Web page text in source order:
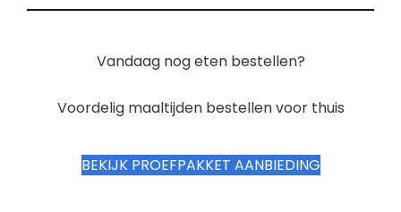
Vandaag nog eten bestellen?
Voordelig maaltijden bestellen voor thuis
BEKIJK PROEFPAKKET AANBIEDING